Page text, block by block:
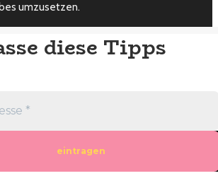
umzusetzen.
diese Tipps